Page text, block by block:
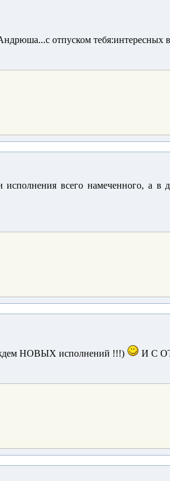
отпуском
всего намеченного, а в
НОВЫХ исполнений !!!) И С